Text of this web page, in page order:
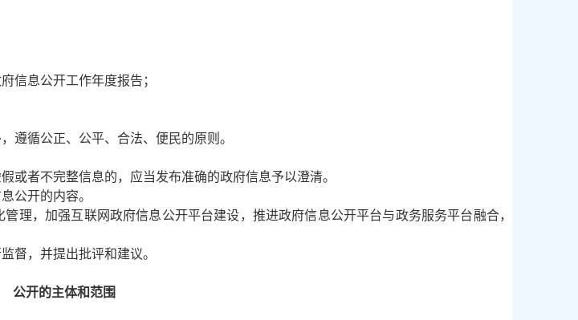
信息公开工作年度报告；
循公正、公平、合法、便民的原则。
或者不完整信息的，应当发布准确的政府信息予以澄清。
公开的内容。
，加强互联网政府信息公开平台建设，推进政府信息公开平台与政务服务平台融合，
督，并提出批评和建议。
公开的主体和范围